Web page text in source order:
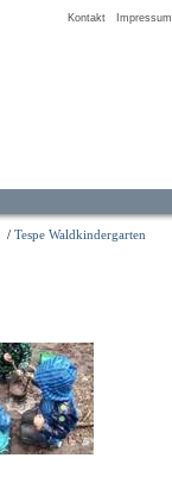
Kontakt Impressum
/ Tespe Waldkindergarten